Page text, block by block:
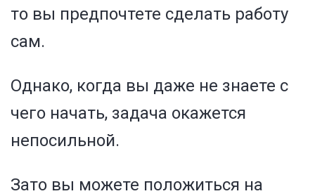
то вы предпочтете сделать работу
сам.
Однако, когда вы даже не знаете с
чего начать, задача окажется
непосильной.
Зато вы можете положиться на